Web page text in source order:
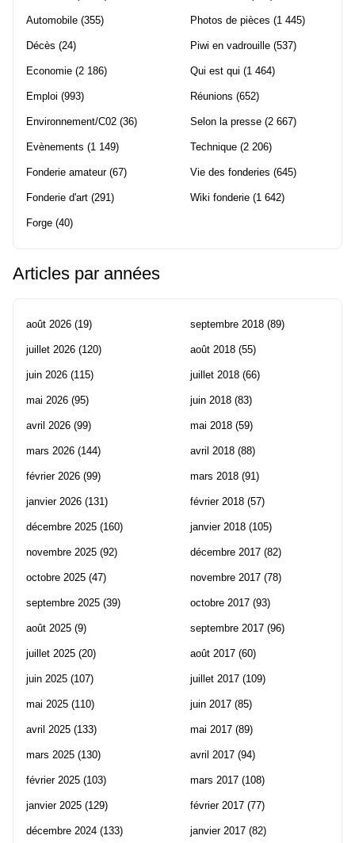
Automobile (355)
Décès (24)
Economie (2 186)
Emploi (993)
Environnement/C02 (36)
Evènements (1 149)
Fonderie amateur(67)
Fonderie d'art (291)
Forge (40)
Photos de pièces (1 445)
Piwi en vadrouille (537)
Qui est qui (1 464)
Réunions (652)
Selon la presse (2 667)
Technique (2 206)
Vie des fonderies (645)
Wiki fonderie (1 642)
Articles par années
août 2026 (19)
juillet 2026 (120)
juin 2026 (115)
mai 2026 (95)
avril 2026 (99)
mars 2026 (144)
février 2026 (99)
janvier 2026 (131)
décembre 2025 (160)
novembre 2025 (92)
octobre 2025 (47)
septembre 2025 (39)
août 2025 (9)
juillet 2025 (20)
juin 2025 (107)
mai 2025 (110)
avril 2025 (133)
mars 2025 (130)
février 2025 (103)
janvier 2025 (129)
décembre 2024 (133)
septembre 2018 (89)
août 2018 (55)
juillet 2018 (66)
juin 2018 (83)
mai 2018 (59)
avril 2018 (88)
mars 2018 (91)
février 2018 (57)
janvier 2018 (105)
décembre 2017 (82)
novembre 2017 (78)
octobre 2017 (93)
septembre 2017 (96)
août 2017 (60)
juillet 2017 (109)
juin 2017 (85)
mai 2017 (89)
avril 2017 (94)
mars 2017 (108)
février 2017 (77)
janvier 2017 (82)